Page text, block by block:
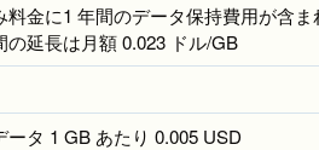
金に1 年間のデータ保持費用が含ま
の延長は月額 0.023 ドル/GB
ータ 1 GB あたり 0.005 USD